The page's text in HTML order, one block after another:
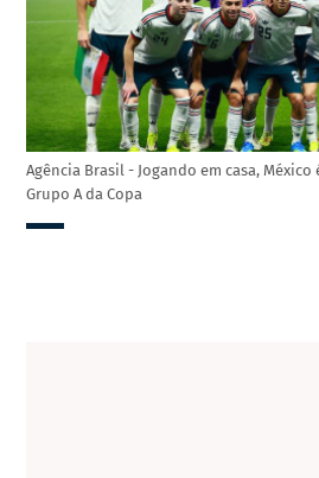
Agência Brasil - Jogando em casa,
Grupo A da Copa